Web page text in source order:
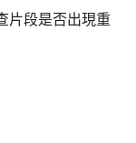
片段是否出現重